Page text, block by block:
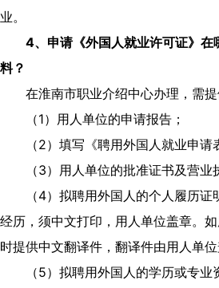
业。
4、申请《外国人就业许可证》
料？
在淮南市职业介绍中心办理，需提
（1）用人单位的申请报告；
（2）填写《聘用外国人就业申请
（3）用人单位的批准证书及营业
（4）拟聘用外国人的个人履历证
经历，须中文打印，用人单位盖章。
时提供中文翻译件，翻译件由用人单位
（5）拟聘用外国人的学历或专业